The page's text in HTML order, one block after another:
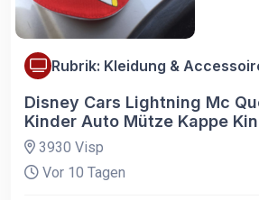
Rubrik: Kleidung &
Disney Cars Lightning Mc
Kinder Auto Mütze Kappe
3930 Visp
Vor 10 Tagen